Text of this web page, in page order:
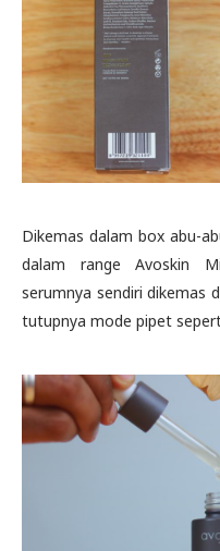
Dikemas dalam box abu-
dalam range Avoskin
serumnya sendiri dikemas
tutupnya mode pipet